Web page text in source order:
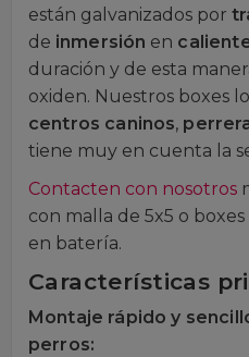
están galvanizados por
de inmersión en
duración y de esta
oxiden. Nuestros boxes
centros caninos,
tiene muy en cuenta la
Contacten con nosotros
con malla de 5x5 o
en batería.
Características
Montaje rápido y
perros: